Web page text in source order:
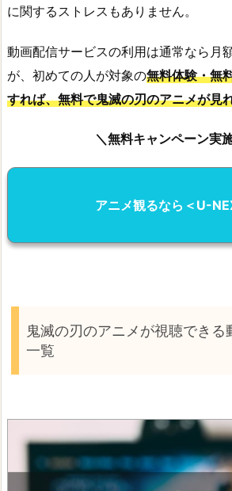
に関するストレスもありません。
動画配信サービスの利用は通常なら月
が、初めての人が対象の無料体験・無
すれば、無料で鬼滅の刃のアニメが見
＼無料キャンペーン実
アニメ観るなら＜U-
鬼滅の刃のアニメが視聴できる
一覧